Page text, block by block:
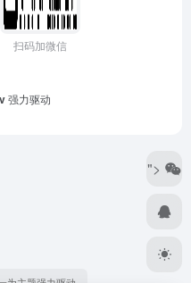
扫码加微信
强力驱动
">